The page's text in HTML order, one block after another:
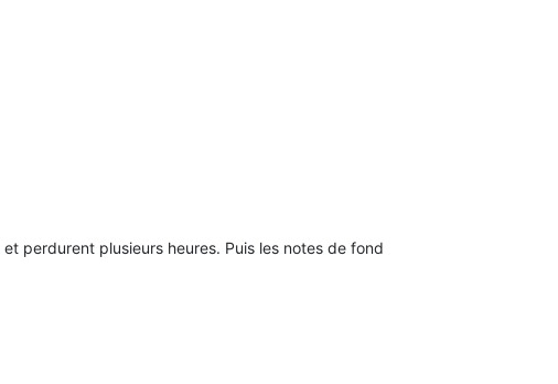
perdurent plusieurs heures. Puis les notes de fond